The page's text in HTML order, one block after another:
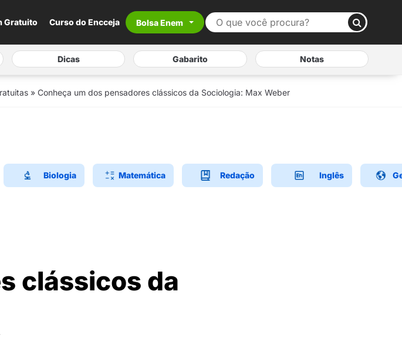
Gratuito Curso do Encceja Bolsa Enem
Dicas Gabarito Notas
» Conheça um dos pensadores clássicos da Sociologia: Max Weber
Biologia Matemática Redação Inglês
clássicos da